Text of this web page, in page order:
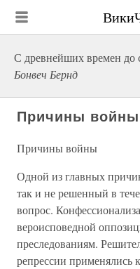
С древнейших времен до
Бонвеч Бернд
Причины войны
Причины войны
Одной из главных
так и не решенный в
вопрос.
вероисповедной
преследованиям.
репрессии применялись